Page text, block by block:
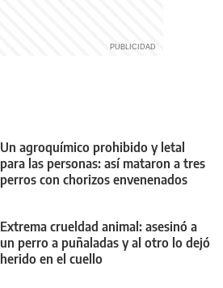
Un agroquímico prohibido y letal
para las personas: así mataron a tres
perros con chorizos envenenados
Extrema crueldad animal: asesinó a
un perro a puñaladas y al otro lo dejó
herido en el cuello